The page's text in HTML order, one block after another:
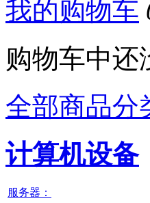
我的购物车
购物车中还
全部商品分
计算机设备
服务器：